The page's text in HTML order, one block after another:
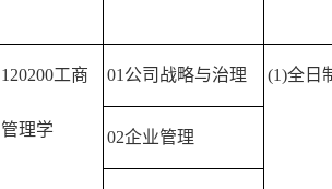
120200工商
管理学
01 公司战略与治理 (1)全日
02企业管理